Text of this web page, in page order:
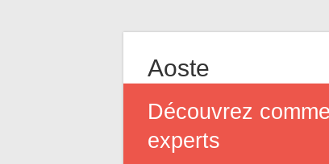
Aoste
Découvrez
experts